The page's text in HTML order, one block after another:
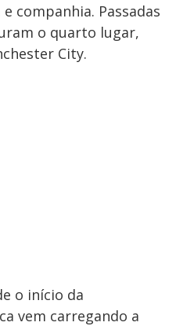
companhia. Passadas
o quarto lugar,
City.
o início da
vem carregando a